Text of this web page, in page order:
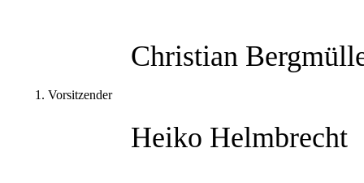
1. Vorsitzender
Christian
Heiko Helmbrecht